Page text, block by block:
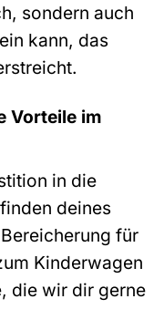
sondern auch
kann, das
Vorteile im
in die
deines
für
Kinderwagen
die wir dir gerne